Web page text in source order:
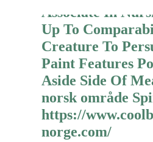
Mehr erfahren
Associate In
Up To
Creature To
Paint Features
Aside Side Of
norsk område
https://
norge.com/